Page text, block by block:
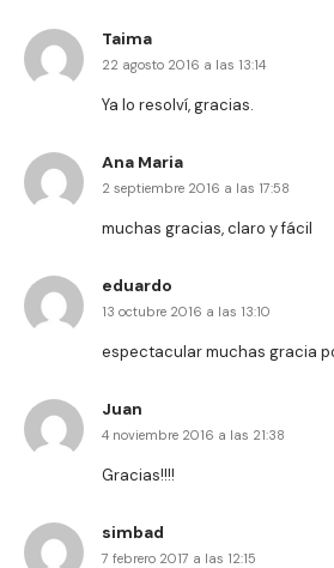
Taima
22 agosto 2016 a las 13:14
Ya lo resolví, gracias.
Ana Maria
2 septiembre 2016 a las 17:58
muchas gracias, claro y fácil
eduardo
13 octubre 2016 a las 13:10
espectacular muchas gracia
Juan
4 noviembre 2016 a las 21:38
Gracias!!!!
simbad
7 febrero 2017 a las 12:15